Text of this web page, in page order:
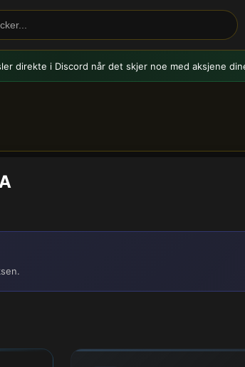
direkte i Discord når det skjer noe med aksjene